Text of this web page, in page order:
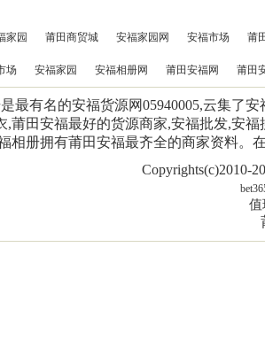
家园 莆田商贸城 安福家园网 安福市场 莆
场 安福家园 安福相册网 莆田安福网 莆田
最有名的安福货源网05940005,云集了
,莆田安福最好的货源商家,安福批发,安
相册拥有莆田安福最齐全的商家资料。
Copyrights(c)2010-
值